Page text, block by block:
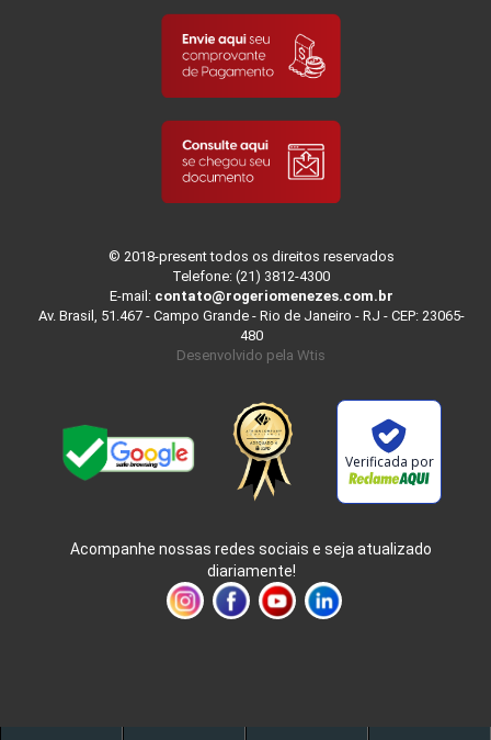
© 2018-present todos os direitos reservados
Telefone: (21) 3812-4300
E-mail: contato@rogeriomenezes.com.br
Av. Brasil, 51.467 - Campo Grande - Rio de Janeiro - RJ - CEP: 23065-
480
Desenvolvido pela Wtis
Verificada por
Acompanhe nossas redes sociais e seja atualizado
diariamente!